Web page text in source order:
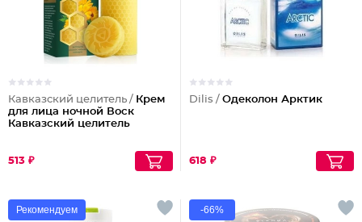
Кавказский целитель / Крем
для лица ночной Воск
Кавказский целитель
513 ₽
Dilis / Одеколон Арктик
618 ₽
Рекомендуем -66%